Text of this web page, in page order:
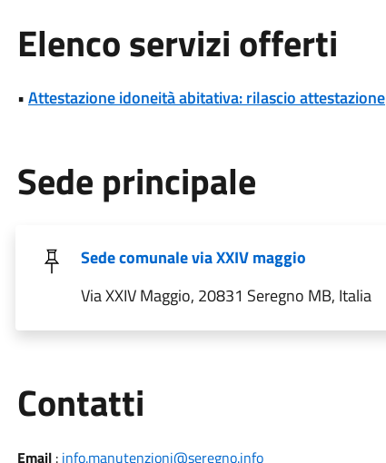
Elenco servizi offerti
•Attestazione idoneità abitativa: rilascio attestazione
Sede principale
Sede comunale via XXIV maggio
Via XXIV Maggio, 20831 Seregno MB, Italia
Contatti
Email: info.manutenzioni@seregno.info